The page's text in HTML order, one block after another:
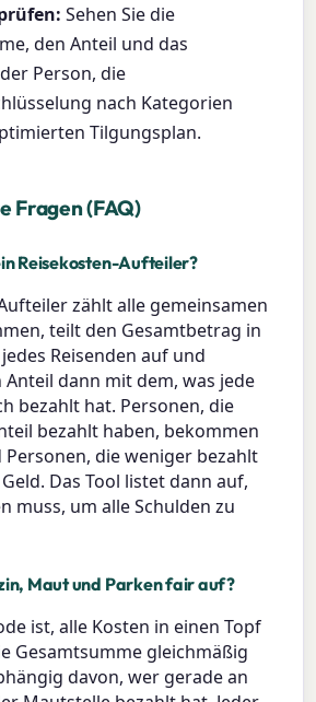
Sehen Sie die
den Anteil und das
Person, die
nach Kategorien
Tilgungsplan.
Fragen (FAQ)
Reisekosten-Aufteiler?
zählt alle gemeinsamen
teilt den Gesamtbetrag in
Reisenden auf und
dann mit dem, was jede
bezahlt hat. Personen, die
bezahlt haben, bekommen
Personen, die weniger bezahlt
Das Tool listet dann auf,
muss, um alle Schulden zu
Maut und Parken fair auf?
ist, alle Kosten in einen Topf
Gesamtsumme gleichmäßig
davon, wer gerade an